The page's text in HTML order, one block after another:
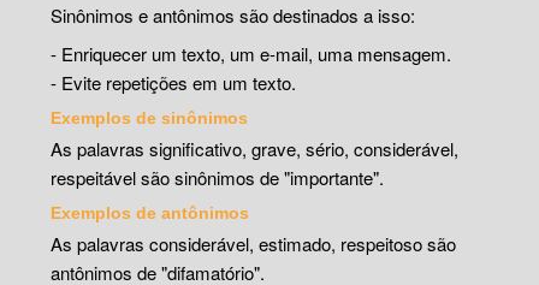
Sinônimos e antônimos são destinados a isso:
- Enriquecer um texto, um e-mail, uma mensagem.
- Evite repetições em um texto.
Exemplos de sinônimos
As palavras significativo, grave, sério, considerável,
respeitável são sinônimos de "importante".
Exemplos de antônimos
As palavras considerável, estimado, respeitoso são
antônimos de "difamatório".